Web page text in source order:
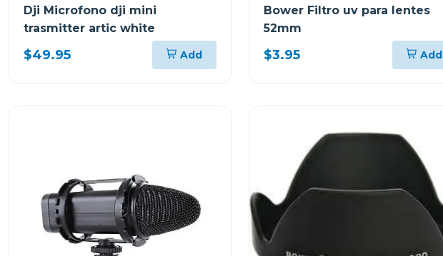
Dji Microfono dji mini
trasmitter artic white
$49.95 Add
Bower Filtro uv para lentes
52mm
$3.95 Add